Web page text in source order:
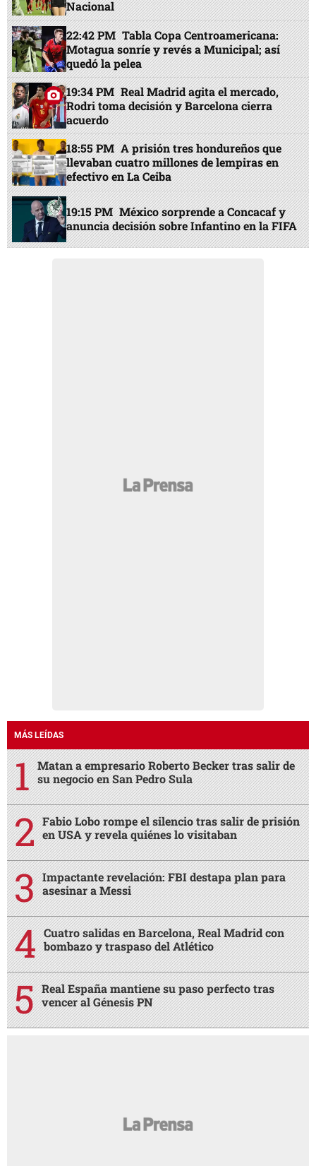
Nacional
22:42 PM Tabla Copa Centroamericana:
Motagua sonríe y revés a Municipal; así
quedó la pelea
19:34 PM Real Madrid agita el mercado,
Rodri toma decisión y Barcelona cierra
acuerdo
18:55 PM A prisión tres hondureños que
llevaban cuatro millones de lempiras en
efectivo en La Ceiba
19:15 PM México sorprende a Concacaf y
anuncia decisión sobre Infantino en la FIFA
MÁS LEÍDAS
Matan a empresario Roberto Becker tras salir de
su negocio en San Pedro Sula
Fabio Lobo rompe el silencio tras salir de prisión
en USA y revela quiénes lo visitaban
Impactante revelación: FBI destapa plan para
asesinar a Messi
Cuatro salidas en Barcelona, Real Madrid con
bombazo y traspaso del Atlético
Real España mantiene su paso perfecto tras
vencer al Génesis PN